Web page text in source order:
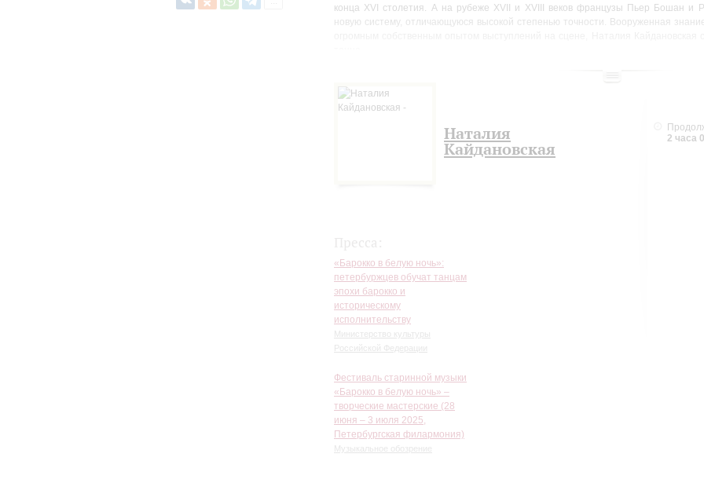
конца XVI столетия. А на рубеже XVII и XVIII веков французы Пьер Бошан и
новую систему, отличающуюся высокой степенью точности. Вооруженная
групповых танцев, по выбору участников. Целью курса является не просто
последовательностей, но и выработать осмысленное отношение к каждому из
исторической информации.
Ограничения по возрасту и уровню подготовки отсутствуют. Заниматься
движения одежде. Рекомендуется посетить курс из трех творческих мастерских.
Наталия
Кайдановская
«Барокко в белую ночь»:
петербуржцев обучат танцам
эпохи барокко и
историческому
исполнительству
Министерство культуры
Российской Федерации
Фестиваль старинной музыки
«Барокко в белую ночь» –
творческие мастерские (28
июня – 3 июля 2025,
Петербургская филармония)
Музыкальное обозрение
2 часа